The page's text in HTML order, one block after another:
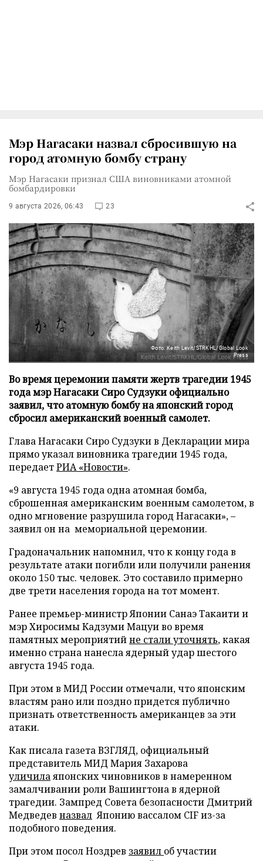
Мэр Нагасаки назвал сбросившую на
город атомную бомбу страну
Мэр Нагасаки признал США виновниками атомной
бомбардировки
9 августа 2026, 06:43 23
Фото: Keith Levit/STRKHL/Global Look
Press
Во время церемонии памяти жертв трагедии 1945
года мэр Нагасаки Сиро Судзуки официально
заявил, что атомную бомбу на японский город
сбросил американский военный самолет.
Глава Нагасаки Сиро Судзуки в Декларации мира
прямо указал виновника трагедии 1945 года,
передаетРИА «Новости».
«9 августа 1945 года одна атомная бомба,
сброшенная американским военным самолетом, в
одно мгновение разрушила город Нагасаки», –
заявил он на мемориальной церемонии.
Градоначальник напомнил, что к концу года в
результате атаки погибли или получили ранения
около 150 тыс. человек. Это составило примерно
две трети населения города на тот момент.
Ранее премьер-министр Японии Санаэ Такаити и
мэр Хиросимы Кадзуми Мацуи во время
памятных мероприятийне стали уточнять, какая
именно страна нанесла ядерный удар шестого
августа 1945 года.
При этом в МИД России отмечали, что японским
властям рано или поздно придется публично
признать ответственность американцев за эти
атаки.
Как писала газета ВЗГЛЯД, официальный
представитель МИД Мария Захарова
уличилаяпонских чиновников в намеренном
замалчивании роли Вашингтона в ядерной
трагедии. Зампред Совета безопасности Дмитрий
Медведев назвал Японию вассалом CIF из-за
подобного поведения.
При этом посол Ноздрев заявил об участии